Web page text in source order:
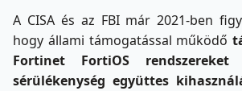
A CISA és az FBI már 2021-ben
hogy állami támogatással működő
Fortinet FortiOS rendszereket
sérülékenység együttes